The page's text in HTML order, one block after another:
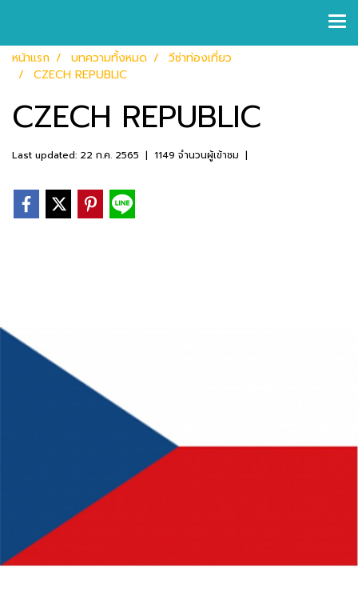
หน้าแรก บทความทั้งหมด
วีซ่าท่องเที่ยว
CZECH REPUBLIC
CZECH REPUBLIC
Last updated: 22 ก.ค. 2565 | 1149 จำนวนผู้เข้าชม |